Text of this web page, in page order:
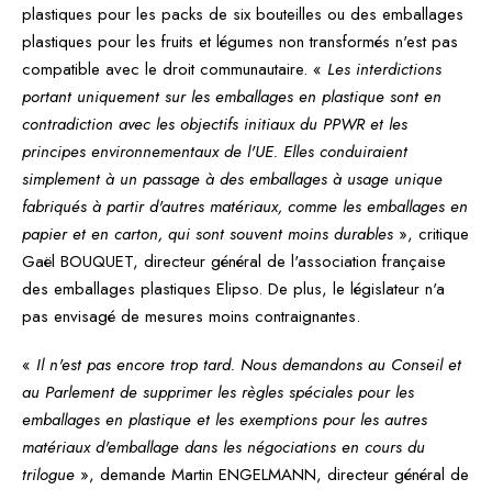
plastiques pour les packs de six bouteilles ou des emballages
plastiques pour les fruits et légumes non transformés n'est pas
compatible avec le droit communautaire. « Les interdictions
portant uniquement sur les emballages en plastique sont en
contradiction avec les objectifs initiaux du PPWR et les
principes environnementaux de l'UE. Elles conduiraient
simplement à un passage à des emballages à usage unique
fabriqués à partir d'autres matériaux, comme les emballages en
papier et en carton, qui sont souvent moins durables », critique
Gaël BOUQUET, directeur général de l'association française
des emballages plastiques Elipso. De plus, le législateur n'a
pas envisagé de mesures moins contraignantes.
« Il n'est pas encore trop tard. Nous demandons au Conseil et
au Parlement de supprimer les règles spéciales pour les
emballages en plastique et les exemptions pour les autres
matériaux d'emballage dans les négociations en cours du
trilogue », demande Martin ENGELMANN, directeur général de